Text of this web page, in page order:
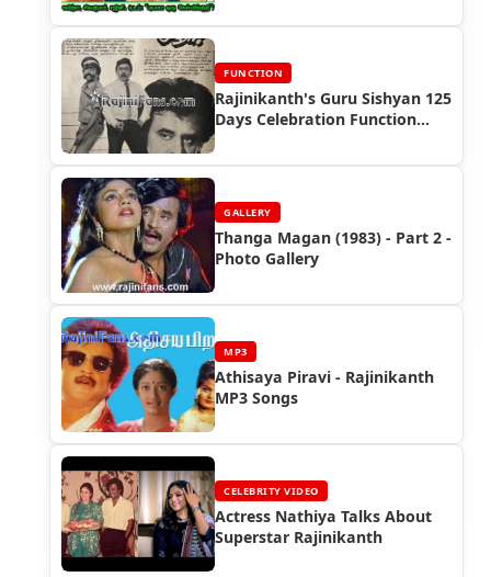
FUNCTION
Rajinikanth's Guru Sishyan 125
Days Celebration Function
GALLERY
Thanga Magan (1983) - Part 2 -
Photo Gallery
MP3
Athisaya Piravi - Rajinikanth
MP3 Songs
CELEBRITY VIDEO
Actress Nathiya Talks About
Superstar Rajinikanth